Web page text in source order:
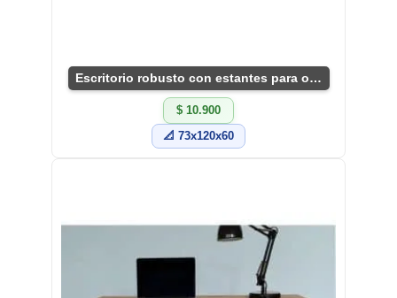
Escritorio robusto con estantes para oficina moderna
$ 10.900
📐 73x120x60